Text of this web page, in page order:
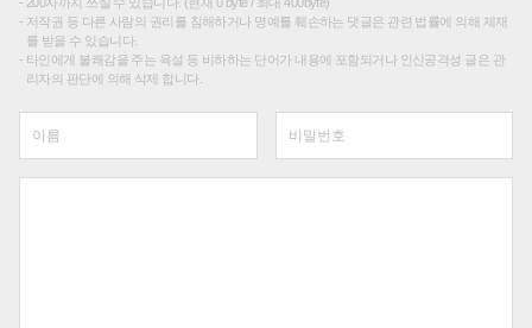
저작권 등 다른 사람의 권리를 침해하거나 명예를 훼손하는 댓글은 관련 법률에 의해 제재
를 받을 수 있습니다.
타인에게 불쾌감을 주는 욕설 등 비하하는 단어가 내용에 포함되거나 인신공격성 글은 관
리자의 판단에 의해 삭제 합니다.